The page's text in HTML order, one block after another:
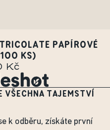
PAPÍROVÉ
KS)
Kč
VŠECHNA TAJEMSTVÍ
k odběru, získáte první